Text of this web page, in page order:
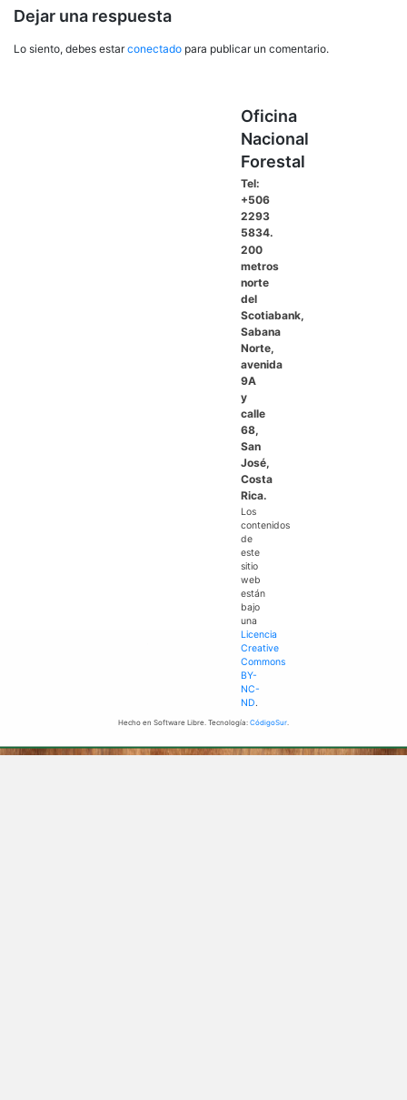
entradas
Dejar una respuesta
Lo siento, debes estarconectado para publicar un comentario.
Oficina
Nacional
Forestal
Tel:
+506
2293
5834.
200
metros
norte
del
Scotiabank,
Sabana
Norte,
avenida
9A
y
calle
68,
San
José,
Costa
Rica.
Los
contenidos
de
este
sitio
web
están
bajo
una
Licencia
Creative
Commons
BY-
NC-
ND.
Hecho en Software Libre. Tecnología: CódigoSur.